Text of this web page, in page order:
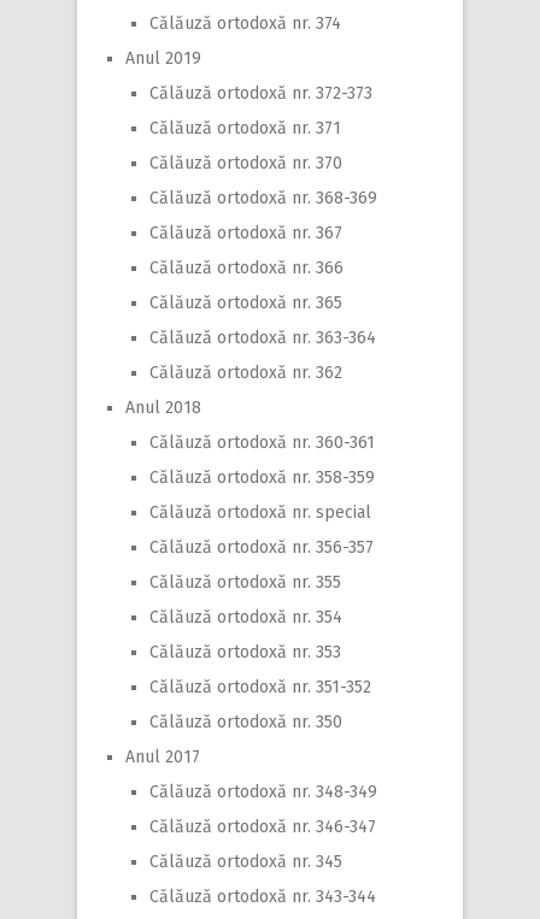
Călăuză ortodoxă nr. 374
Anul 2019
Călăuză ortodoxă nr. 372-373
Călăuză ortodoxă nr. 371
Călăuză ortodoxă nr. 370
Călăuză ortodoxă nr. 368-369
Călăuză ortodoxă nr. 367
Călăuză ortodoxă nr. 366
Călăuză ortodoxă nr. 365
Călăuză ortodoxă nr. 363-364
Călăuză ortodoxă nr. 362
Anul 2018
Călăuză ortodoxă nr. 360-361
Călăuză ortodoxă nr. 358-359
Călăuză ortodoxă nr. special
Călăuză ortodoxă nr. 356-357
Călăuză ortodoxă nr. 355
Călăuză ortodoxă nr. 354
Călăuză ortodoxă nr. 353
Călăuză ortodoxă nr. 351-352
Călăuză ortodoxă nr. 350
Anul 2017
Călăuză ortodoxă nr. 348-349
Călăuză ortodoxă nr. 346-347
Călăuză ortodoxă nr. 345
Călăuză ortodoxă nr. 343-344